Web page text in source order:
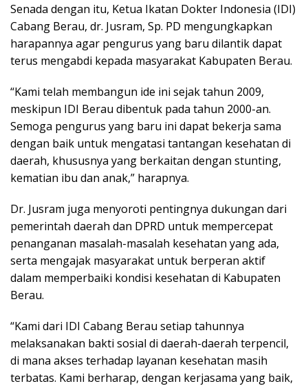
Senada dengan itu, Ketua Ikatan Dokter Indonesia (IDI)
Cabang Berau, dr. Jusram, Sp. PD mengungkapkan
harapannya agar pengurus yang baru dilantik dapat
terus mengabdi kepada masyarakat Kabupaten Berau.
“Kami telah membangun ide ini sejak tahun 2009,
meskipun IDI Berau dibentuk pada tahun 2000-an.
Semoga pengurus yang baru ini dapat bekerja sama
dengan baik untuk mengatasi tantangan kesehatan di
daerah, khususnya yang berkaitan dengan stunting,
kematian ibu dan anak,” harapnya.
Dr. Jusram juga menyoroti pentingnya dukungan dari
pemerintah daerah dan DPRD untuk mempercepat
penanganan masalah-masalah kesehatan yang ada,
serta mengajak masyarakat untuk berperan aktif
dalam memperbaiki kondisi kesehatan di Kabupaten
Berau.
“Kami dari IDI Cabang Berau setiap tahunnya
melaksanakan bakti sosial di daerah-daerah terpencil,
di mana akses terhadap layanan kesehatan masih
terbatas. Kami berharap, dengan kerjasama yang baik,